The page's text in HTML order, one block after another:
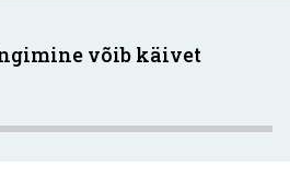
võib käivet